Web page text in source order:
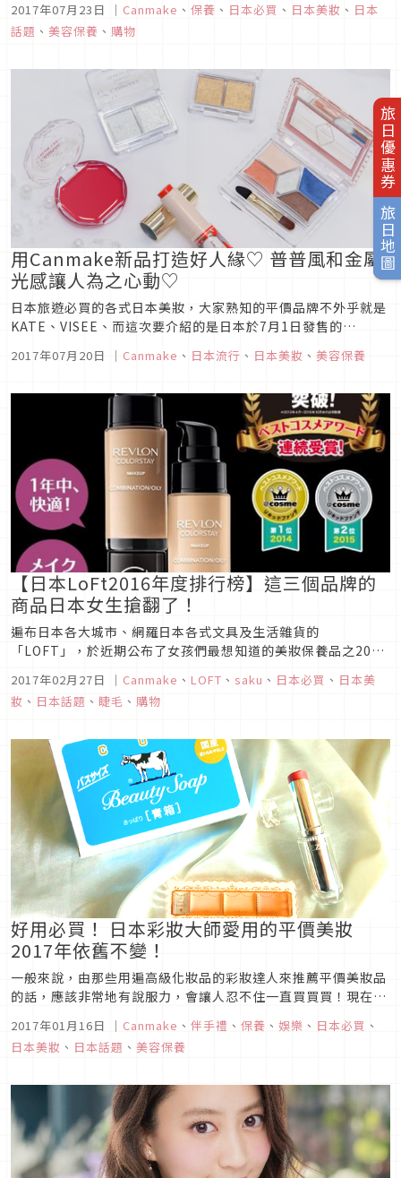
旅日優惠券
旅日地圖
的親民價格，而且又容易應用在日常妝容上的化妝品，化出適合
日系夏天的彩妝♡
2017年07月23日 ｜ Canmake 、 保養 、 日本必買 、 日本美妝 、 日本
話題 、 美容保養 、 購物
用Canmake新品打造好人緣♡ 普普風和金屬
光感讓人為之心動♡
日本旅遊必買的各式日本美妝，大家熟知的平價品牌不外乎就是
KATE、VISEE、而這次要介紹的是日本於7月1日發售的
風顏色，以及在陽光的照射下會反射金屬亮澤的眼影和人氣唇彩
2017年07月20日 ｜ Canmake 、 日本流行 、 日本美妝 、 美容保養
【日本LoFt2016年度排行榜】這三個品牌的
商品日本女生搶翻了！
遍布日本各大城市、網羅日本各式文具及生活雜貨的
「LOFT」，於近期公布了女孩們最想知道的美妝保養品之2016
吧！
2017年02月27日 ｜ Canmake 、 LOFT 、 saku 、 日本必買 、 日本美
妝 、 日本話題 、 睫毛 、 購物
好用必買！ 日本彩妝大師愛用的平價美妝
2017年依舊不變！
一般來說，由那些用遍高級化妝品的彩妝達人來推薦平價美妝品
的話，應該非常地有說服力，會讓人忍不住一直買買買！現在就
「彩妝達人激推平價美妝」吧。
2017年01月16日 ｜ Canmake 、 伴手禮 、 保養 、 娛樂 、 日本必買 、
日本美妝 、 日本話題 、 美容保養